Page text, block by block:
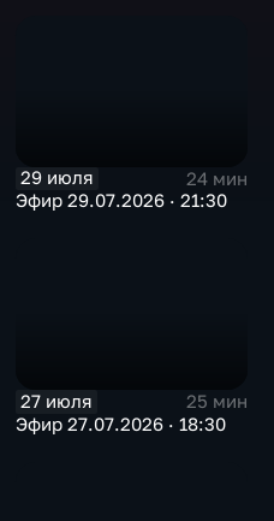
29 июля
24 мин
Эфир 29.07.2026 · 21:30
27 июля
25 мин
Эфир 27.07.2026 · 18:30